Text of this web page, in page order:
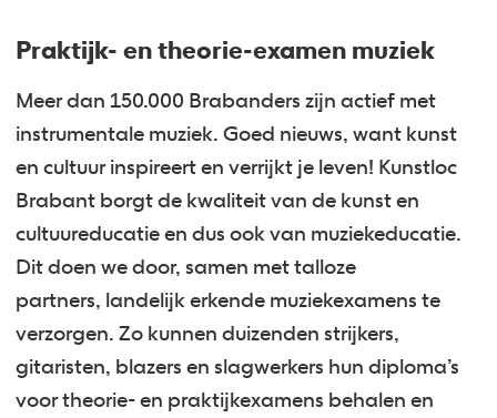
Praktijk- en theorie-examen muziek
Meer dan 150.000 Brabanders zijn actief met
instrumentale muziek. Goed nieuws, want kunst
en cultuur inspireert en verrijkt je leven! Kunstloc
Brabant borgt de kwaliteit van de kunst en
cultuureducatie en dus ook van muziekeducatie.
Dit doen we door, samen met talloze
partners, landelijk erkende muziekexamens te
verzorgen. Zo kunnen duizenden strijkers,
gitaristen, blazers en slagwerkers hun diploma’s
voor theorie- en praktijkexamens behalen en